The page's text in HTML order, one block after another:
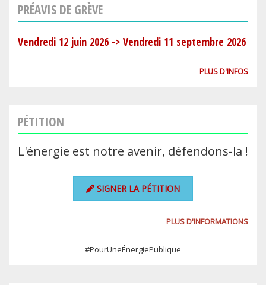
PRÉAVIS DE GRÈVE
Vendredi 12 juin 2026 -> Vendredi 11 septembre 2026
PLUS D'INFOS
PÉTITION
L'énergie est notre avenir, défendons-la !
SIGNER LA PÉTITION
PLUS D'INFORMATIONS
#PourUneÉnergiePublique